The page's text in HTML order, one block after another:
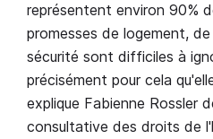
représentent environ 90%
promesses de logement,
sécurité sont difficiles à
précisément pour cela
explique Fabienne Rossler
consultative des droits de